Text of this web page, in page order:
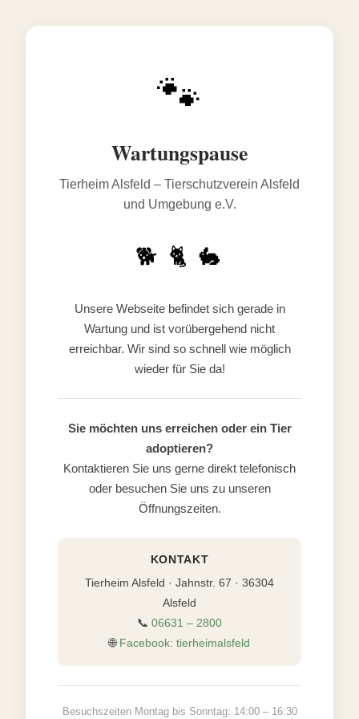
🐾
Wartungspause
Tierheim Alsfeld – Tierschutzverein Alsfeld
und Umgebung e.V.
🐕 🐈 🐇
Unsere Webseite befindet sich gerade in
Wartung und ist vorübergehend nicht
erreichbar. Wir sind so schnell wie möglich
wieder für Sie da!
Sie möchten uns erreichen oder ein Tier
adoptieren?
Kontaktieren Sie uns gerne direkt telefonisch
oder besuchen Sie uns zu unseren
Öffnungszeiten.
KONTAKT
Tierheim Alsfeld · Jahnstr. 67 · 36304
Alsfeld
📞 06631 – 2800
🌐 Facebook: tierheimalsfeld
Besuchszeiten Montag bis Sonntag: 14:00 – 16:30